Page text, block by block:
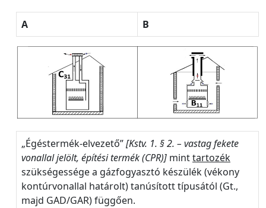
A B
„Égéstermék-elvezető”[Kstv. 1. § 2. – vastag fekete
vonallal jelölt, építési termék (CPR)] minttartozék
szükségessége a gázfogyasztó készülék (vékony
kontúrvonallal határolt) tanúsított típusától (Gt.,
majd GAD/GAR) függően.